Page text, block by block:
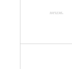
неизв.